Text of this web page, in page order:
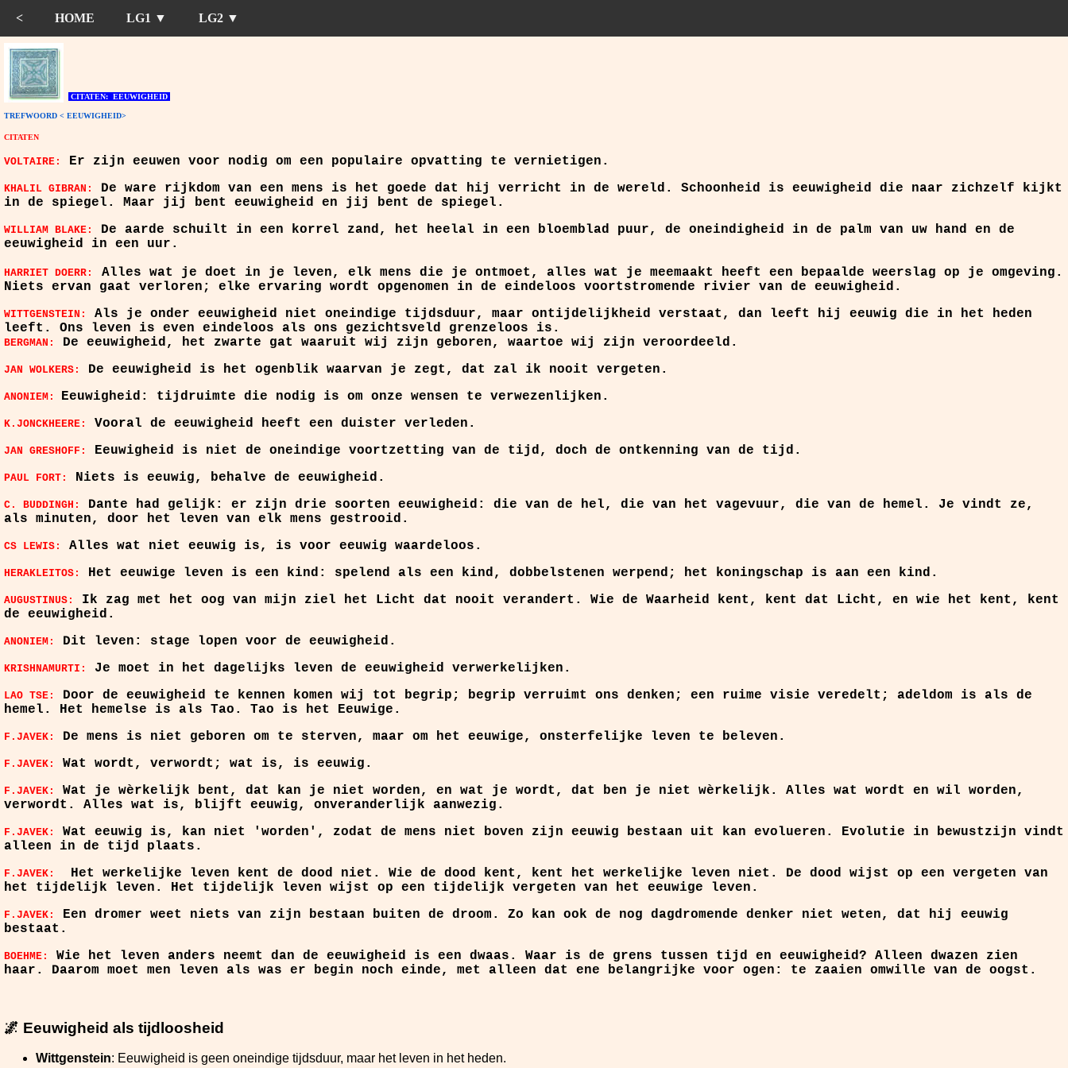
< HOME LG1 ▼ LG2 ▼
CITATEN: EEUWIGHEID
TREFWOORD < EEUWIGHEID>
CITATEN
VOLTAIRE: Er zijn eeuwen voor nodig om een populaire opvatting te vernietigen.
KHALIL GIBRAN:
De ware rijkdom van een mens is het goede dat hij verricht in de wereld. Schoonheid is eeuwigheid die naar zichzelf kijkt
in de spiegel. Maar jij bent eeuwigheid en jij bent de spiegel.
WILLIAM BLAKE:
De aarde schuilt in een korrel zand, het heelal in een bloemblad puur, de oneindigheid in de palm van uw hand en de
eeuwigheid in een uur.
HARRIET DOERR:
Alles wat je doet in je leven, elk mens die je ontmoet, alles wat je meemaakt heeft een bepaalde weerslag op je omgeving.
Niets ervan gaat verloren; elke ervaring wordt opgenomen in de eindeloos voortstromende rivier van de eeuwigheid.
WITTGENSTEIN:
Als je onder eeuwigheid niet oneindige tijdsduur, maar ontijdelijkheid verstaat, dan leeft hij eeuwig die in het heden
leeft. Ons leven is even eindeloos als ons gezichtsveld grenzeloos is.
BERGMAN: De eeuwigheid, het zwarte gat waaruit wij zijn geboren, waartoe wij zijn veroordeeld.
JAN WOLKERS: De eeuwigheid is het ogenblik waarvan je zegt, dat zal ik nooit vergeten.
ANONIEM: Eeuwigheid: tijdruimte die nodig is om onze wensen te verwezenlijken.
K.JONCKHEERE: Vooral de eeuwigheid heeft een duister verleden.
JAN GRESHOFF: Eeuwigheid is niet de oneindige voortzetting van de tijd, doch de ontkenning van de tijd.
PAUL FORT: Niets is eeuwig, behalve de eeuwigheid.
C. BUDDINGH:
Dante had gelijk: er zijn drie soorten eeuwigheid: die van de hel, die van het vagevuur, die van de hemel. Je vindt ze,
als minuten, door het leven van elk mens gestrooid.
CS LEWIS: Alles wat niet eeuwig is, is voor eeuwig waardeloos.
HERAKLEITOS: Het eeuwige leven is een kind: spelend als een kind, dobbelstenen werpend; het koningschap is aan een kind.
AUGUSTINUS:
Ik zag met het oog van mijn ziel het Licht dat nooit verandert. Wie de Waarheid kent, kent dat Licht, en wie het kent, kent
de eeuwigheid.
ANONIEM: Dit leven: stage lopen voor de eeuwigheid.
KRISHNAMURTI: Je moet in het dagelijks leven de eeuwigheid verwerkelijken.
LAO TSE:
Door de eeuwigheid te kennen komen wij tot begrip; begrip verruimt ons denken; een ruime visie veredelt; adeldom is als de
hemel. Het hemelse is als Tao. Tao is het Eeuwige.
F.JAVEK: De mens is niet geboren om te sterven, maar om het eeuwige, onsterfelijke leven te beleven.
F.JAVEK: Wat wordt, verwordt; wat is, is eeuwig.
F.JAVEK:
Wat je wèrkelijk bent, dat kan je niet worden, en wat je wordt, dat ben je niet wèrkelijk. Alles wat wordt en wil worden,
verwordt. Alles wat is, blijft eeuwig, onveranderlijk aanwezig.
F.JAVEK:
Wat eeuwig is, kan niet 'worden', zodat de mens niet boven zijn eeuwig bestaan uit kan evolueren. Evolutie in bewustzijn vindt
alleen in de tijd plaats.
F.JAVEK:
Het werkelijke leven kent de dood niet. Wie de dood kent, kent het werkelijke leven niet. De dood wijst op een vergeten van
het tijdelijk leven. Het tijdelijk leven wijst op een tijdelijk vergeten van het eeuwige leven.
F.JAVEK:
Een dromer weet niets van zijn bestaan buiten de droom. Zo kan ook de nog dagdromende denker niet weten, dat hij eeuwig
bestaat.
BOEHME:
Wie het leven anders neemt dan de eeuwigheid is een dwaas. Waar is de grens tussen tijd en eeuwigheid? Alleen dwazen zien
haar. Daarom moet men leven als was er begin noch einde, met alleen dat ene belangrijke voor ogen: te zaaien omwille van de oogst.
🌌 Eeuwigheid als tijdloosheid
Wittgenstein: Eeuwigheid is geen oneindige tijdsduur, maar het leven in het heden.